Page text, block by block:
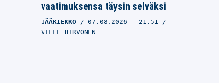
vaatimuksensa täysin selväksi
JÄÄKIEKKO 07.08.2026 - 21:51
VILLE HIRVONEN